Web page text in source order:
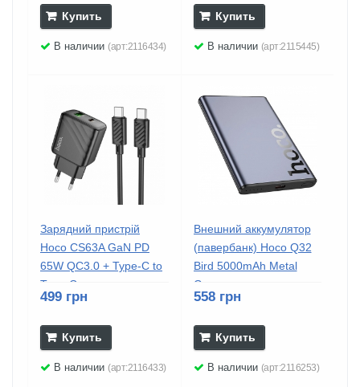
Купить
В наличии (арт:2116434)
Купить
В наличии (арт:2115445)
Зарядний пристрій
Hoco CS63A GaN PD
65W QC3.0 + Type-C to
Type-C...
499 грн
Купить
В наличии (арт:2116433)
Внешний аккумулятор
(павербанк) Hoco Q32
Bird 5000mAh Metal
Grey
558 грн
Купить
В наличии (арт:2116253)